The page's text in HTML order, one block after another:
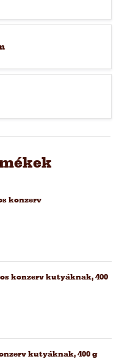
konzerv
konzerv kutyáknak, 400
kutyáknak, 400 g